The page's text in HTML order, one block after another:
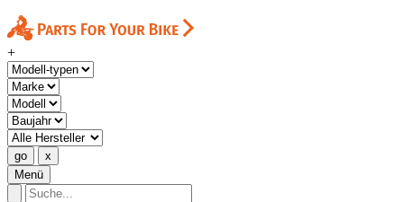
+
Menü